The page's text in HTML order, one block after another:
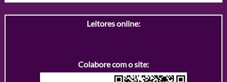
Leitores online:
Colabore com o site: